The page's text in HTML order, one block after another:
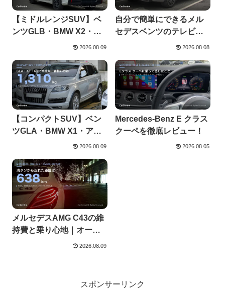
【ミドルレンジSUV】ベ
ンツGLB・BMW X2・ア
2026.08.09
自分で簡単にできるメル
セデスベンツのテレビキ
ャンセラーキット紹介2026.08.08
【コンパクトSUV】ベン
ツGLA・BMW X1・アウ
2026.08.09
Mercedes-Benz E クラス
クーペを徹底レビュー！
2026.08.05
メルセデスAMG C43の維
持費と乗り心地｜オーナ
2026.08.09
スポンサーリンク